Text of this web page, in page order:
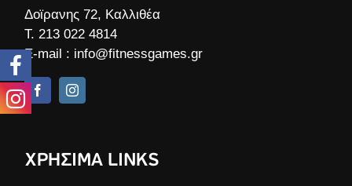
Δοϊρανης 72, Καλλιθέα
Τ.213 022 4814
E-mail : info@fitnessgames.gr
ΧΡΗΣΙΜΑ LINKS